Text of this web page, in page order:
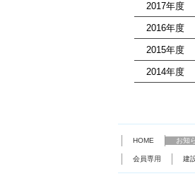
2017年度
2016年度
2015年度
2014年度
HOME お知
会員専用 建